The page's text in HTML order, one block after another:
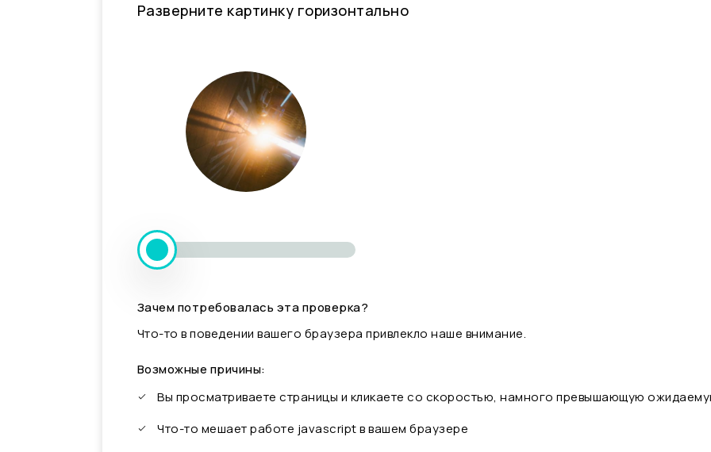
Разверните картинку горизонтально
Зачем потребовалась эта проверка?
Что-то в поведении вашего браузера привлекло наше внимание.
Возможные причины:
Вы просматриваете страницы и кликаете со скоростью, намного превышающую
Что-то мешает работе javascript в вашем браузере